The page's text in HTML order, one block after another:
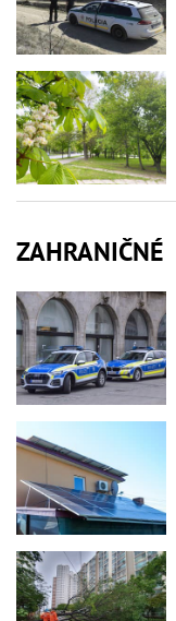
ZAHRANIČNÉ